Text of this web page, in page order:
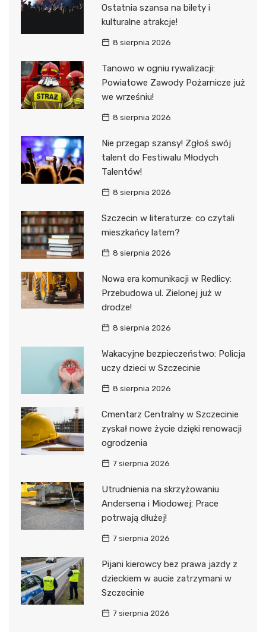
Ostatnia szansa na bilety i
kulturalne atrakcje!
8 sierpnia 2026
Tanowo w ogniu rywalizacji:
Powiatowe Zawody Pożarnicze już
we wrześniu!
8 sierpnia 2026
Nie przegap szansy! Zgłoś swój
talent do Festiwalu Młodych
Talentów!
8 sierpnia 2026
Szczecin w literaturze: co czytali
mieszkańcy latem?
8 sierpnia 2026
Nowa era komunikacji w Redlicy:
Przebudowa ul. Zielonej już w
drodze!
8 sierpnia 2026
Wakacyjne bezpieczeństwo: Policja
uczy dzieci w Szczecinie
8 sierpnia 2026
Cmentarz Centralny w Szczecinie
zyskał nowe życie dzięki renowacji
ogrodzenia
7 sierpnia 2026
Utrudnienia na skrzyżowaniu
Andersena i Miodowej: Prace
potrwają dłużej!
7 sierpnia 2026
Pijani kierowcy bez prawa jazdy z
dzieckiem w aucie zatrzymani w
Szczecinie
7 sierpnia 2026